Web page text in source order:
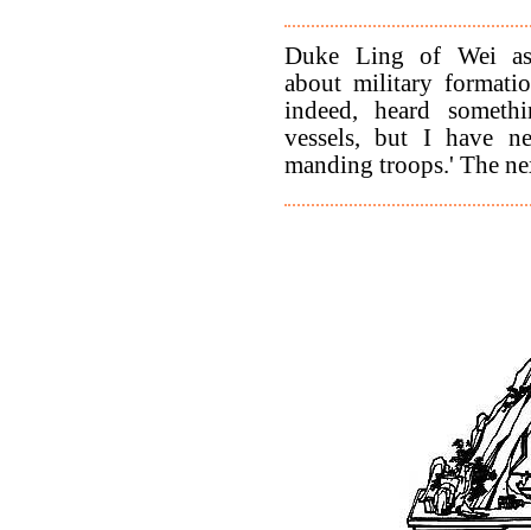
Duke Ling of Wei
about military
indeed, heard
vessels, but I have
manding troops.' The